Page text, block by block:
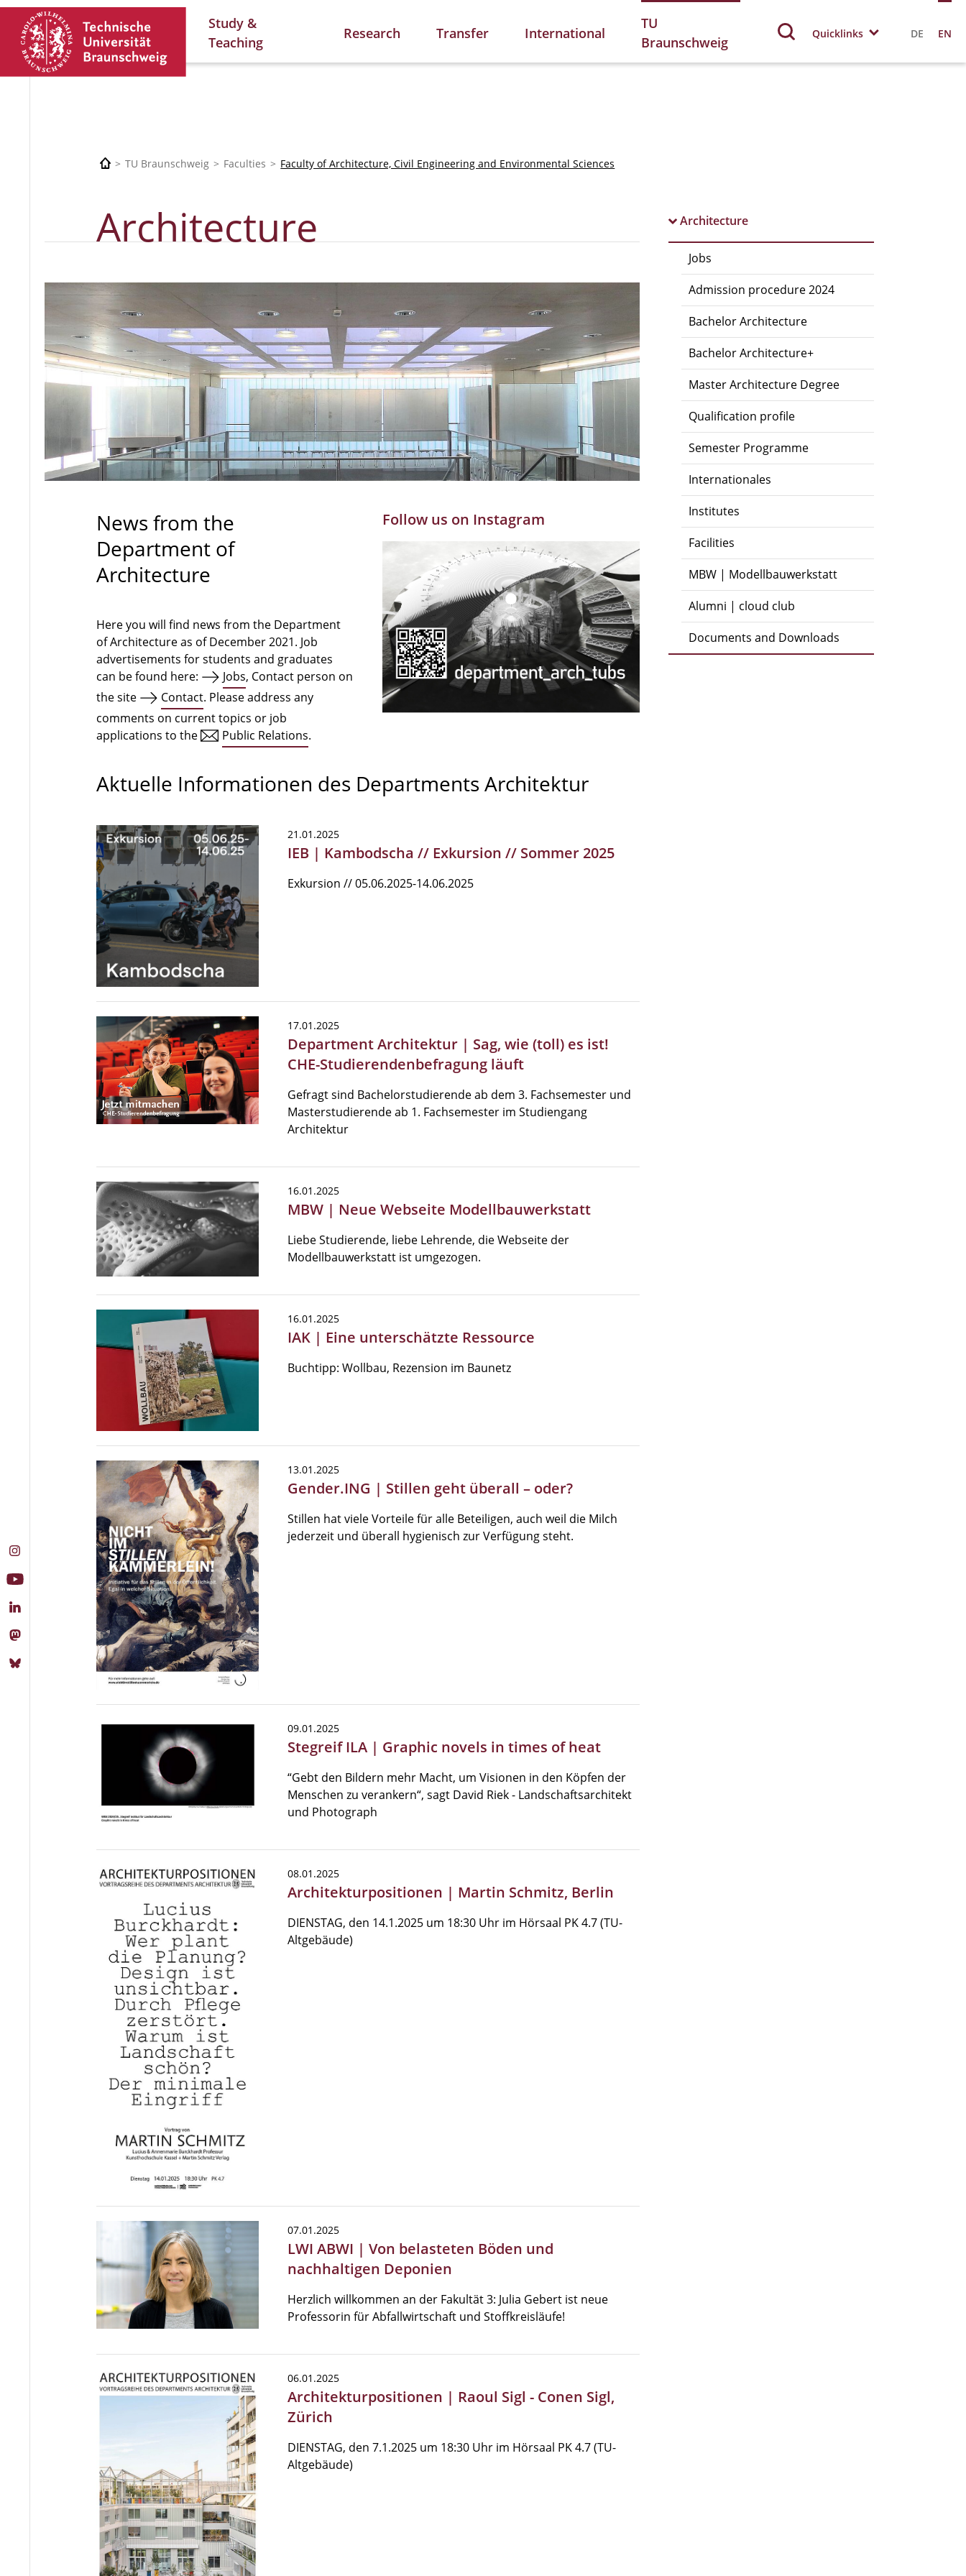
Study &
Teaching
Research Transfer International
TU
Braunschweig
Quicklinks DE EN
TU Braunschweig Faculties Faculty of Architecture, Civil Engineering and Environmental Sciences
Architecture
Jobs
Admission procedure 2024
Bachelor Architecture
Bachelor Architecture+
Master Architecture Degree
Qualification profile
Semester Programme
Internationales
Institutes
Facilities
MBW | Modellbauwerkstatt
Alumni | cloud club
Documents and Downloads
Architecture
News from the
Department of
Architecture
Here you will find news from the Department
of Architecture as of December 2021. Job
advertisements for students and graduates
can be found here:
Jobs, Contact person on
the site
Contact. Please address any
comments on current topics or job
applications to the
Public Relations.
Follow us on Instagram
Aktuelle Informationen des Departments Architektur
21.01.2025
IEB | Kambodscha // Exkursion // Sommer 2025
Exkursion // 05.06.2025-14.06.2025
17.01.2025
Department Architektur | Sag, wie (toll) es ist!
CHE-Studierendenbefragung läuft
Gefragt sind Bachelorstudierende ab dem 3. Fachsemester und
Masterstudierende ab 1. Fachsemester im Studiengang
Architektur
16.01.2025
MBW | Neue Webseite Modellbauwerkstatt
Liebe Studierende, liebe Lehrende, die Webseite der
Modellbauwerkstatt ist umgezogen.
16.01.2025
IAK | Eine unterschätzte Ressource
Buchtipp: Wollbau, Rezension im Baunetz
13.01.2025
Gender.ING | Stillen geht überall – oder?
Stillen hat viele Vorteile für alle Beteiligen, auch weil die Milch
jederzeit und überall hygienisch zur Verfügung steht.
09.01.2025
Stegreif ILA | Graphic novels in times of heat
“Gebt den Bildern mehr Macht, um Visionen in den Köpfen der
Menschen zu verankern“, sagt David Riek - Landschaftsarchitekt
und Photograph
08.01.2025
Architekturpositionen | Martin Schmitz, Berlin
DIENSTAG, den 14.1.2025 um 18:30 Uhr im Hörsaal PK 4.7 (TU-
Altgebäude)
07.01.2025
LWI ABWI | Von belasteten Böden und
nachhaltigen Deponien
Herzlich willkommen an der Fakultät 3: Julia Gebert ist neue
Professorin für Abfallwirtschaft und Stoffkreisläufe!
06.01.2025
Architekturpositionen | Raoul Sigl - Conen Sigl,
Zürich
DIENSTAG, den 7.1.2025 um 18:30 Uhr im Hörsaal PK 4.7 (TU-
Altgebäude)